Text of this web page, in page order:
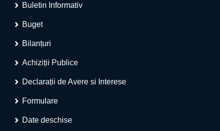
Buletin Informativ
Buget
Bilanțuri
Achiziții Publice
Declarații de Avere si Interese
Formulare
Date deschise